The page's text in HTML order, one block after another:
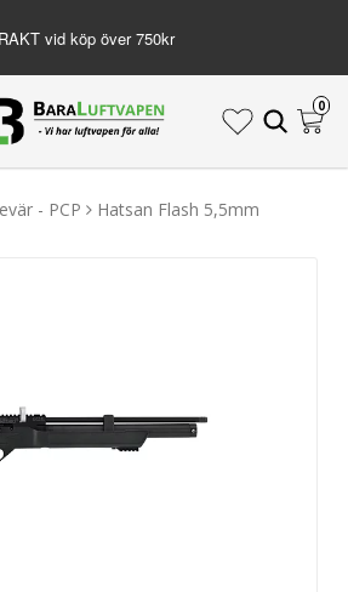
vid köp över 750kr
0
- PCP Hatsan Flash 5,5mm